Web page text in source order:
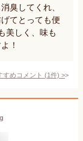
臭してくれ、
てとっても便
美しく、味も
！
すめコメント (1件) >